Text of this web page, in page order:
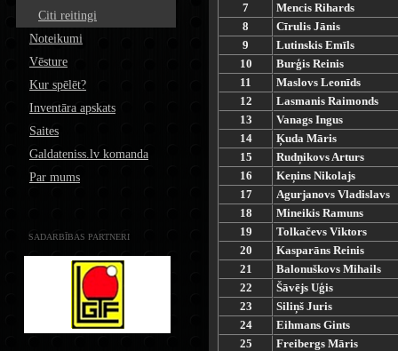
Citi reitingi
Noteikumi
Vēsture
Kur spēlēt?
Inventāra apskats
Saites
Galdateniss.lv komanda
Par mums
SADARBĪBAS PARTNERI
7
Mencis Rihards
8
Cīrulis Jānis
9
Lutinskis Emīls
10
Burģis Reinis
11
Maslovs Leonīds
12
Lasmanis Raimonds
13
Vanags Ingus
14
Ķuda Māris
15
Rudņikovs Arturs
16
Keņins Nikolajs
17
Agurjanovs Vladislavs
18
Mineikis Ramuns
19
Tolkačevs Viktors
20
Kasparāns Reinis
21
Balonuškovs Mihails
22
Šāvējs Uģis
23
Siliņš Juris
24
Eihmans Gints
25
Freibergs Māris